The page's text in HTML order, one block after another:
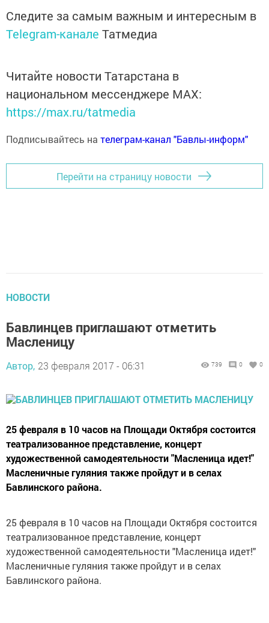
Следите за самым важным и интересным в
Telegram-канале Татмедиа
Читайте новости Татарстана в
национальном мессенджере MАХ:
https://max.ru/tatmedia
Подписывайтесь на телеграм-канал "Бавлы-информ"
Перейти на страницу новости
НОВОСТИ
Бавлинцев приглашают отметить
Масленицу
Автор, 23 февраля 2017 - 06:31 739 0 0
25 февраля в 10 часов на Площади Октября состоится
театрализованное представление, концерт
художественной самодеятельности "Масленица идет!"
Масленичные гуляния также пройдут и в селах
Бавлинского района.
25 февраля в 10 часов на Площади Октября состоится
театрализованное представление, концерт
художественной самодеятельности "Масленица идет!"
Масленичные гуляния также пройдут и в селах
Бавлинского района.